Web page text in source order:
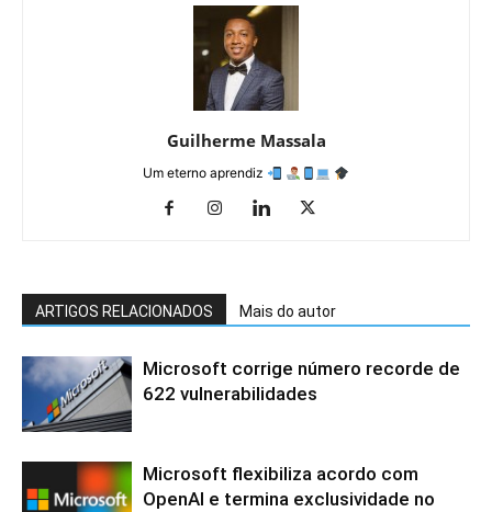
Guilherme Massala
Um eterno aprendiz
ARTIGOS RELACIONADOS Mais do autor
Microsoft corrige número recorde de
622 vulnerabilidades
Microsoft flexibiliza acordo com
OpenAI e termina exclusividade no